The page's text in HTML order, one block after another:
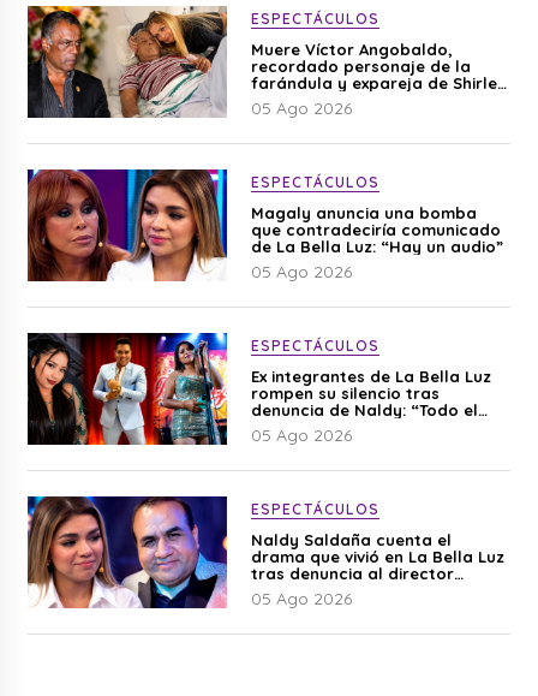
ESPECTÁCULOS
Muere Víctor Angobaldo,
recordado personaje de la
farándula y expareja de Shirley
Cherres
05 Ago 2026
ESPECTÁCULOS
Magaly anuncia una bomba
que contradeciría comunicado
de La Bella Luz: “Hay un audio”
05 Ago 2026
ESPECTÁCULOS
Ex integrantes de La Bella Luz
rompen su silencio tras
denuncia de Naldy: “Todo el
mundo lo sabía”
05 Ago 2026
ESPECTÁCULOS
Naldy Saldaña cuenta el
drama que vivió en La Bella Luz
tras denuncia al director
musical: “No me parece justo”
05 Ago 2026